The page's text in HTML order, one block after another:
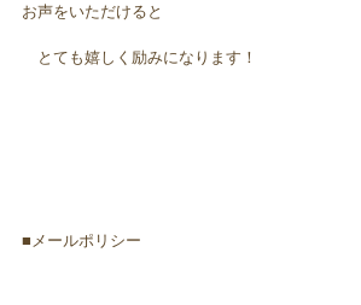
お声をいただけると
とても嬉しく励みになります！
■メールポリシー